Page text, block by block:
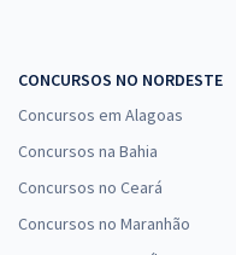
CONCURSOS NO NORDESTE
Concursos em Alagoas
Concursos na Bahia
Concursos no Ceará
Concursos no Maranhão